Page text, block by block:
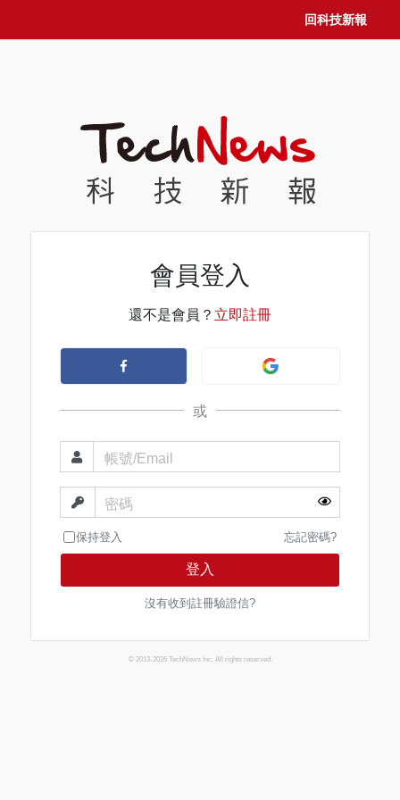
回科技新報
會員登入
還不是會員？ 立即註冊
或
帳號/Email
密碼
保持登入 忘記密碼?
登入
沒有收到註冊驗證信?
© 2013-2026 TechNews Inc. All rights reserved.